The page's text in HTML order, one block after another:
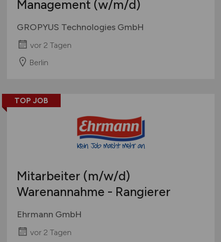
Management (w/m/d)
GROPYUS Technologies GmbH
vor 2 Tagen
Berlin
TOP JOB
Mitarbeiter (m/w/d)
Warenannahme - Rangierer
Ehrmann GmbH
vor 2 Tagen